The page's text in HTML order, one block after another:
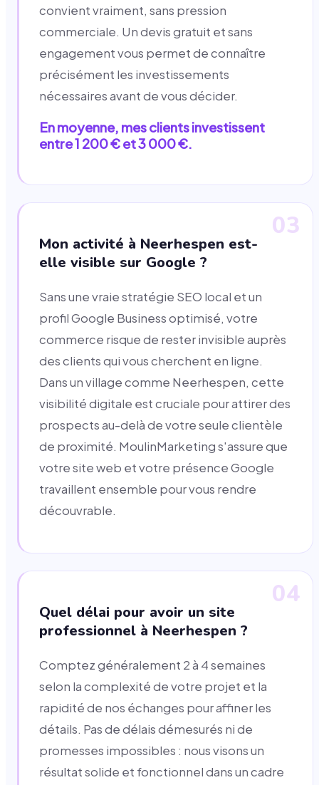
convient vraiment, sans pression
commerciale. Un devis gratuit et sans
engagement vous permet de connaître
précisément les investissements
nécessaires avant de vous décider.
En moyenne, mes clients investissent
entre 1 200 € et 3 000 €.
03
Mon activité à Neerhespen est-
elle visible sur Google ?
Sans une vraie stratégie SEO local et un
profil Google Business optimisé, votre
commerce risque de rester invisible auprès
des clients qui vous cherchent en ligne.
Dans un village comme Neerhespen, cette
visibilité digitale est cruciale pour attirer des
prospects au-delà de votre seule clientèle
de proximité. MoulinMarketing s'assure que
votre site web et votre présence Google
travaillent ensemble pour vous rendre
découvrable.
04
Quel délai pour avoir un site
professionnel à Neerhespen ?
Comptez généralement 2 à 4 semaines
selon la complexité de votre projet et la
rapidité de nos échanges pour affiner les
détails. Pas de délais démesurés ni de
promesses impossibles : nous visons un
résultat solide et fonctionnel dans un cadre